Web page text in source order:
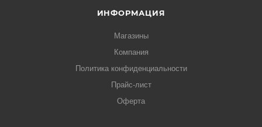
ИНФОРМАЦИЯ
Магазины
Компания
Политика конфиденциальности
Прайс-лист
Оферта